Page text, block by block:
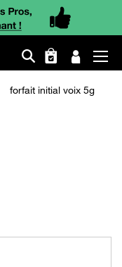
forfait initial voix 5g